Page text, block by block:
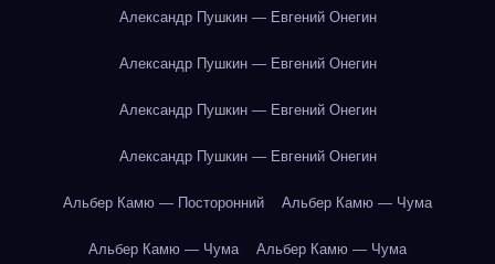
Александр Пушкин — Евгений Онегин
Александр Пушкин — Евгений Онегин
Александр Пушкин — Евгений Онегин
Александр Пушкин — Евгений Онегин
Альбер Камю — Посторонний Альбер Камю — Чума
Альбер Камю — Чума Альбер Камю — Чума